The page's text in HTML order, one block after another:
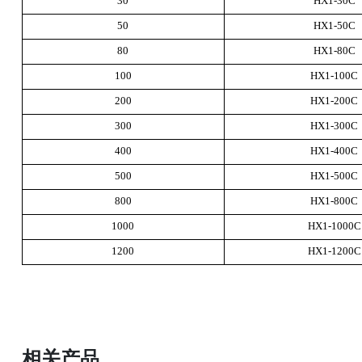
50 HX1-50C
80
HX1-80C
100
HX1-100C
200 HX1-200C
300 HX1-300C
400 HX1-400C
500 HX1-500C
800 HX1-800C
1000 HX1-1000C
1200 HX1-1200C